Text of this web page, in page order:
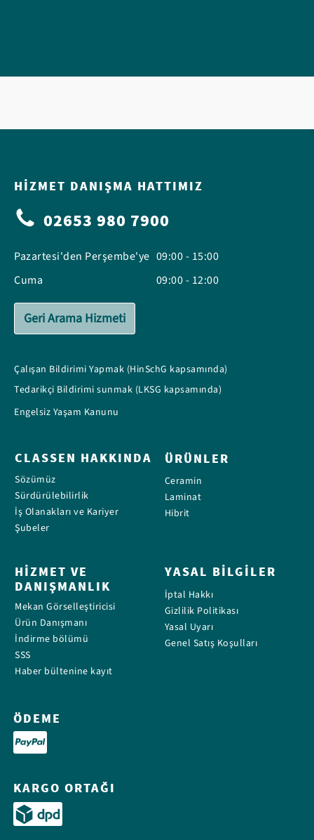
HIZMET DANIŞMA HATTIMIZ
02653 980 7900
Pazartesi'den Perşembe'ye
Cuma
09:00 - 15:00
09:00 - 12:00
Geri Arama Hizmeti
Çalışan Bildirimi Yapmak (HinSchG kapsamında)
Tedarikçi Bildirimi sunmak (LKSG kapsamında)
Engelsiz Yaşam Kanunu
CLASSEN HAKKINDA
Sözümüz
Sürdürülebilirlik
İş Olanakları ve Kariyer
Şubeler
ÜRÜNLER
Ceramin
Laminat
Hibrit
HIZMET VE
DANIŞMANLIK
Mekan Görselleştiricisi
Ürün Danışmanı
İndirme bölümü
SSS
Haber bültenine kayıt
YASAL BILGILER
İptal Hakkı
Gizlilik Politikası
Yasal Uyarı
Genel Satış Koşulları
ÖDEME
KARGO ORTAĞI